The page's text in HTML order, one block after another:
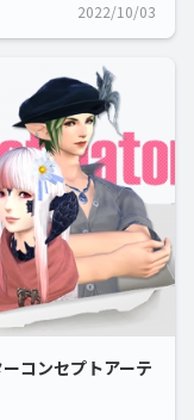
2022/10/03
コンセプトアーテ